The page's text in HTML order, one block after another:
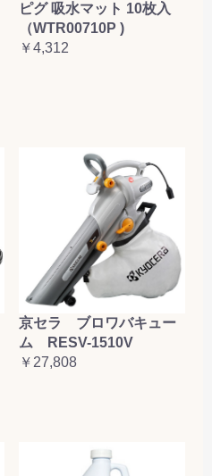
ピグ 吸水マット 10枚入
（WTR00710P )
￥4,312
京セラ ブロワバキュー
ム RESV-1510V
￥27,808